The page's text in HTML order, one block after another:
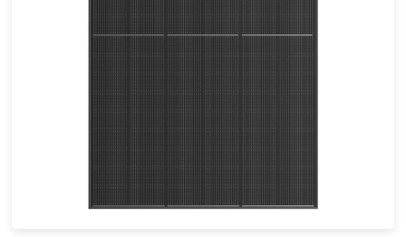
ضمان الطاقة لمدة 30 عامًا